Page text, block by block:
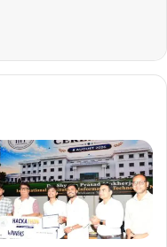
दोपहर साढ़े 12 बजे बेमेतरा